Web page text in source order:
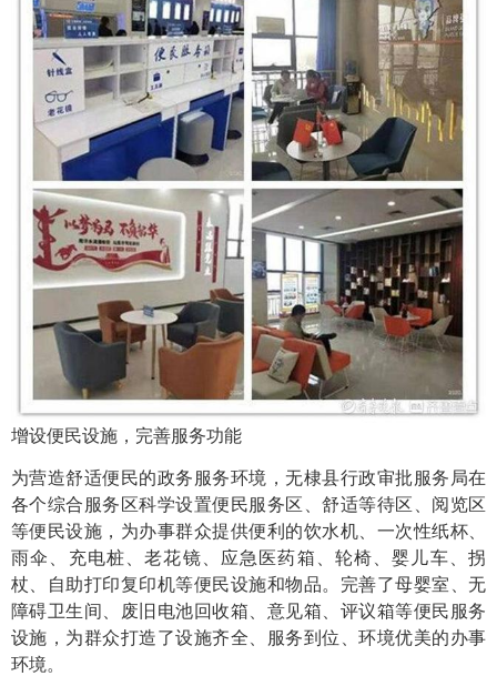
增设便民设施，完善服务功能
为营造舒适便民的政务服务环境，无棣县行政审批服务局在
各个综合服务区科学设置便民服务区、舒适等待区、阅览区
等便民设施，为办事群众提供便利的饮水机、一次性纸杯、
雨伞、充电桩、老花镜、应急医药箱、轮椅、婴儿车、拐
杖、自助打印复印机等便民设施和物品。完善了母婴室、无
障碍卫生间、废旧电池回收箱、意见箱、评议箱等便民服务
设施，为群众打造了设施齐全、服务到位、环境优美的办事
环境。